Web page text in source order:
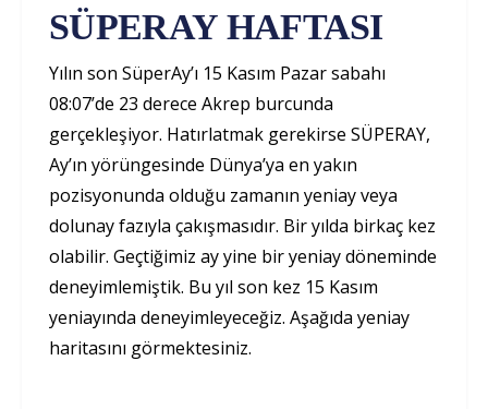
SÜPERAY HAFTASI
Yılın son SüperAy’ı 15 Kasım Pazar sabahı
08:07’de 23 derece Akrep burcunda
gerçekleşiyor. Hatırlatmak gerekirse SÜPERAY,
Ay’ın yörüngesinde Dünya’ya en yakın
pozisyonunda olduğu zamanın yeniay veya
dolunay fazıyla çakışmasıdır. Bir yılda birkaç kez
olabilir. Geçtiğimiz ay yine bir yeniay döneminde
deneyimlemiştik. Bu yıl son kez 15 Kasım
yeniayında deneyimleyeceğiz. Aşağıda yeniay
haritasını görmektesiniz.